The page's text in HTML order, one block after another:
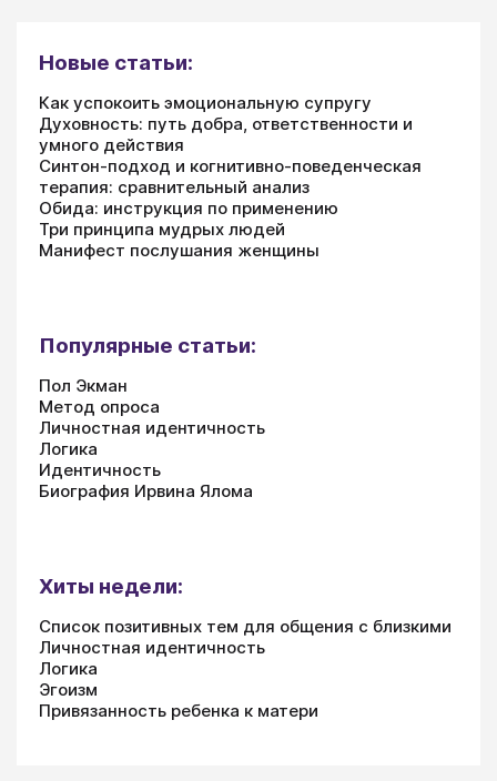
Новые статьи:
Как успокоить эмоциональную супругу
Духовность: путь добра, ответственности и
умного действия
Синтон-подход и когнитивно-поведенческая
терапия: сравнительный анализ
Обида: инструкция по применению
Три принципа мудрых людей
Манифест послушания женщины
Популярные статьи:
Пол Экман
Метод опроса
Личностная идентичность
Логика
Идентичность
Биография Ирвина Ялома
Хиты недели:
Список позитивных тем для общения с близкими
Личностная идентичность
Логика
Эгоизм
Привязанность ребенка к матери